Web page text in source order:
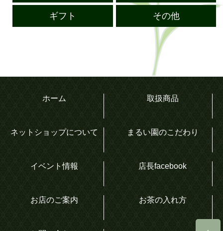
ギフト その他
ホーム 取扱商品
ネットショップについて まるい園のこだわり
イベント情報 店長facebook
お店のご案内 お茶の入れ方